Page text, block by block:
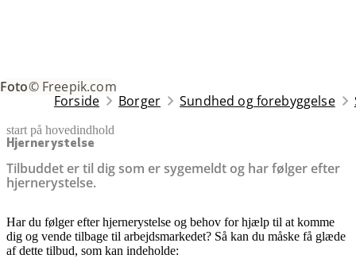
Foto© Freepik.com
Forside Borger Sundhed og forebyggelse
start på hovedindhold
Hjernerystelse
Tilbuddet er til dig som er sygemeldt og har følger efter
hjernerystelse.
senest opdateret 25. november 2025
Har du følger efter hjernerystelse og behov for hjælp til at komme
dig og vende tilbage til arbejdsmarkedet? Så kan du måske få glæde
af dette tilbud, som kan indeholde: